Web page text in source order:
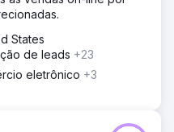
States
de leads +23
eletrônico +3